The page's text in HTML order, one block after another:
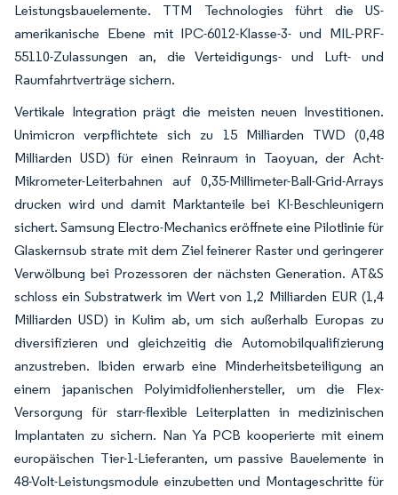
Leistungsbauelemente. TTM Technologies führt die US-
amerikanische Ebene mit IPC-6012-Klasse-3- und MIL-PRF-
55110-Zulassungen an, die Verteidigungs- und Luft- und
Raumfahrtverträge sichern.
Vertikale Integration prägt die meisten neuen Investitionen.
Unimicron verpflichtete sich zu 15 Milliarden TWD (0,48
Milliarden USD) für einen Reinraum in Taoyuan, der Acht-
Mikrometer-Leiterbahnen auf 0,35-Millimeter-Ball-Grid-Arrays
drucken wird und damit Marktanteile bei KI-Beschleunigern
sichert. Samsung Electro-Mechanics eröffnete eine Pilotlinie für
Glaskernsub strate mit dem Ziel feinerer Raster und geringerer
Verwölbung bei Prozessoren der nächsten Generation. AT&S
schloss ein Substratwerk im Wert von 1,2 Milliarden EUR (1,4
Milliarden USD) in Kulim ab, um sich außerhalb Europas zu
diversifizieren und gleichzeitig die Automobilqualifizierung
anzustreben. Ibiden erwarb eine Minderheitsbeteiligung an
einem japanischen Polyimidfolienhersteller, um die Flex-
Versorgung für starr-flexible Leiterplatten in medizinischen
Implantaten zu sichern. Nan Ya PCB kooperierte mit einem
europäischen Tier-1-Lieferanten, um passive Bauelemente in
48-Volt-Leistungsmodule einzubetten und Montageschritte für